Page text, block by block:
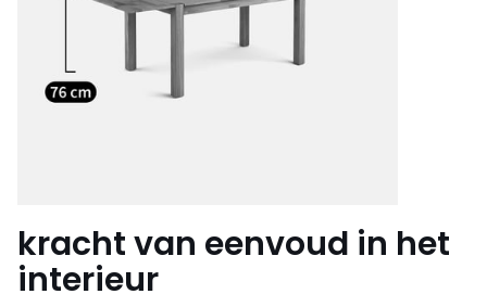
kracht van eenvoud in het
interieur